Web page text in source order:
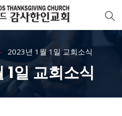
2023년 1월 1일 교회소식
1일 교회소식